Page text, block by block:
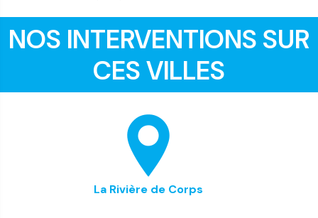
NOS INTERVENTIONS SUR
CES VILLES
La Rivière de Corps